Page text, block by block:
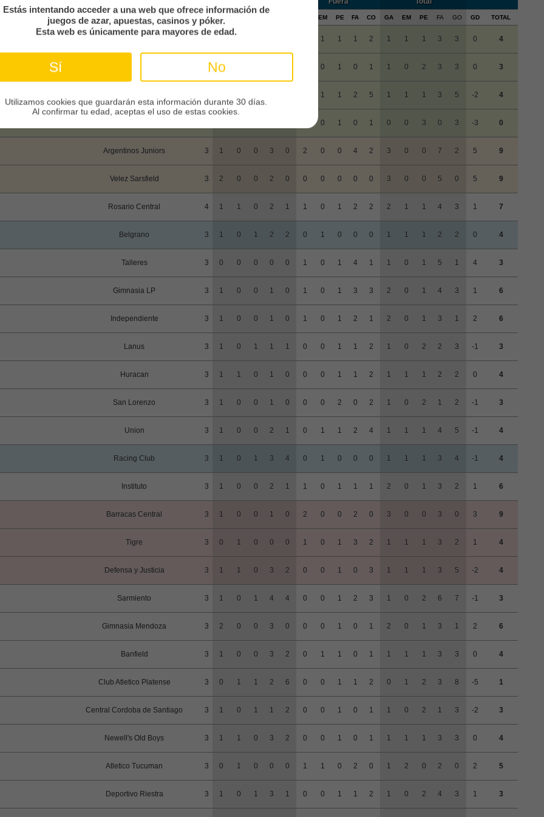
EQUIPO PJ GA EM PE FA CO GA EM PE FA GO GD TOTAL
Independiente Rivadavia 1 1 1 2 1 1 1 3 3 0 4
1 0 1 0 1 1 0 2 3 3 0 3
1 1 2 5 1 1 1 3 5 -2 4
0 1 0 1 0 0 3 0 3 -3 0
Argentinos Juniors 3 1 0 0 3 0 2 0 0 4 2 3 0 0 7 2 5 9
Velez Sarsfield 3 2 0 0 2 0 0 0 0 0 0 3 0 0 5 0 5 9
Rosario Central 4 1 1 0 2 1 1 0 1 2 2 2 1 1 4 3 1 7
Belgrano 3 1 0 1 2 2 0 1 0 0 0 1 1 1 2 2 0 4
Talleres 3 0 0 0 0 0 1 0 1 4 1 1 0 1 5 1 4 3
Gimnasia LP 3 1 0 0 1 0 1 0 1 3 3 2 0 1 4 3 1 6
Independiente 3 1 0 0 1 0 1 0 1 2 1 2 0 1 3 1 2 6
Lanus 3 1 0 1 1 1 0 0 1 1 2 1 0 2 2 3 -1 3
Huracan 3 1 1 0 1 0 0 0 1 1 2 1 1 1 2 2 0 4
San Lorenzo 3 1 0 0 1 0 0 0 2 0 2 1 0 2 1 2 -1 3
Union 3 1 0 0 2 1 0 1 1 2 4 1 1 1 4 5 -1 4
Racing Club 3 1 0 1 3 4 0 1 0 0 0 1 1 1 3 4 -1 4
Instituto 3 1 0 0 2 1 1 0 1 1 1 2 0 1 3 2 1 6
Barracas Central 3 1 0 0 1 0 2 0 0 2 0 3 0 0 3 0 3 9
Tigre 3 0 1 0 0 0 1 0 1 3 2 1 1 1 3 2 1 4
Defensa y Justicia 3 1 1 0 3 2 0 0 1 0 3 1 1 1 3 5 -2 4
Sarmiento 3 1 0 1 4 4 0 0 1 2 3 1 0 2 6 7 -1 3
Gimnasia Mendoza 3 2 0 0 3 0 0 0 1 0 1 2 0 1 3 1 2 6
Banfield 3 1 0 0 3 2 0 1 1 0 1 1 1 1 3 3 0 4
Club Atletico Platense 3 0 1 1 2 6 0 0 1 1 2 0 1 2 3 8 -5 1
Central Cordoba de Santiago 3 1 0 1 1 2 0 0 1 0 1 1 0 2 1 3 -2 3
Newell's Old Boys 3 1 1 0 3 2 0 0 1 0 1 1 1 1 3 3 0 4
Atletico Tucuman 3 0 1 0 0 0 1 1 0 2 0 1 2 0 2 0 2 5
Deportivo Riestra 3 1 0 1 3 1 0 0 1 1 2 1 0 2 4 3 1 3
Estás intentando acceder a una web que ofrece información de
juegos de azar, apuestas, casinos y póker.
Esta web es únicamente para mayores de edad.
Sí No
Utilizamos cookies que guardarán esta información durante 30 días.
Al confirmar tu edad, aceptas el uso de estas cookies.